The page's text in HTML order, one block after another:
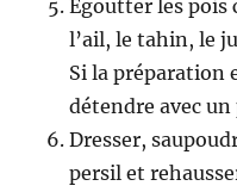
Égoutter les pois
l’ail, le tahin, le
Si la préparation
détendre avec un
Dresser,
persil et